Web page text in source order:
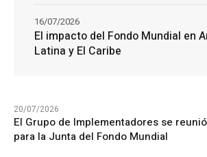
El impacto del Fondo Mundial en
Latina y El Caribe
16/07/2026
20/07/2026
El Grupo de Implementadores se
para la Junta del Fondo Mundial